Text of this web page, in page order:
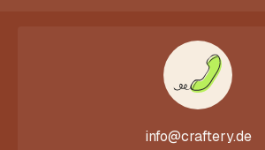
info@craftery.de